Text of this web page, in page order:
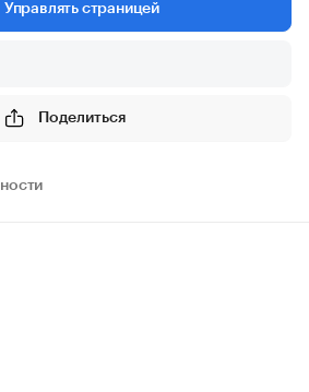
Управлять страницей
Поделиться